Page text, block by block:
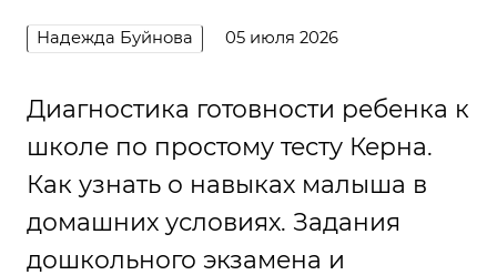
Надежда Буйнова 05 июля 2026
Диагностика готовности ребенка к
школе по простому тесту Керна.
Как узнать о навыках малыша в
домашних условиях. Задания
дошкольного экзамена и